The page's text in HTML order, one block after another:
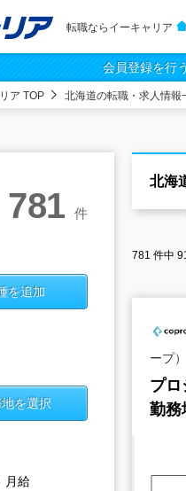
転職ならイーキャリア
会員登録を行
ア TOP 北海道の転職・求人情報
北海
781 件中
ープ）
プ
勤
781 件
を追加
を選択
月給